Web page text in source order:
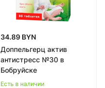
34.89 BYN
Доппельгерц актив
антистресс №30 в
Бобруйске
Есть в наличии